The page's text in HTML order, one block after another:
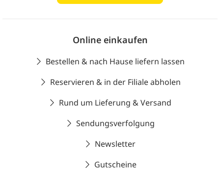
Online einkaufen
Bestellen & nach Hause liefern lassen
Reservieren & in der Filiale abholen
Rund um Lieferung & Versand
Sendungsverfolgung
Newsletter
Gutscheine